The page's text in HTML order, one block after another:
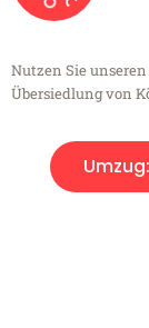
Nutzen Sie
Übersiedlung von
Umzug: